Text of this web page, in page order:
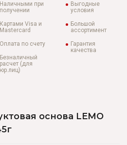
Наличными при
получении
Картами Visa и
Mastercard
Оплата по счету
Безналичный
расчет (для
юр.лиц)
Выгодные
условия
Большой
ассортимент
Гарантия
качества
основа LEMO